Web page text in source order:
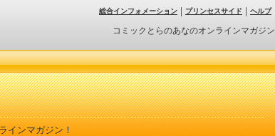
コミックとらのあなのオンラインマガジン
総合インフォメーション プリンセスサイド ヘルプ
インマガジン！